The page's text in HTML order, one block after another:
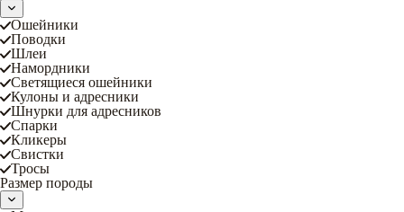
Ошейники
Поводки
Шлеи
Намордники
Светящиеся ошейники
Кулоны и адресники
Шнурки для адресников
Спарки
Кликеры
Свистки
Тросы
Размер породы